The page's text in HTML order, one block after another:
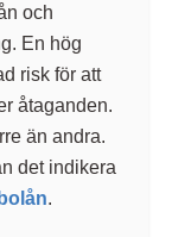
och
En hög
risk för att
åtaganden.
än andra.
det indikera
bolån.